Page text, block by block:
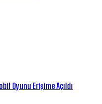
Oyunu Erişime Açıldı